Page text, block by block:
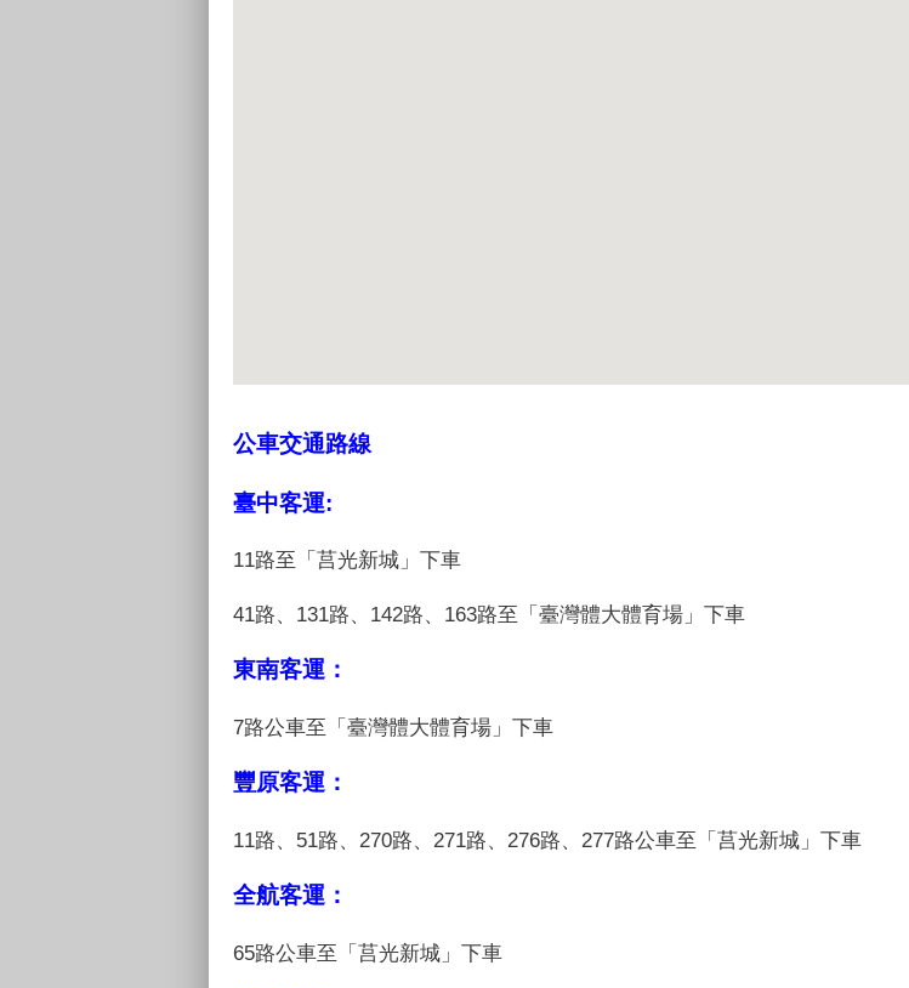
公車交通路線
臺中客運:
11路至「莒光新城」下車
41路、131路、142路、163路至「臺灣體大體育場」下車
東南客運：
7路公車至「臺灣體大體育場」下車
豐原客運：
11路、51路、270路、271路、276路、277路公車至「莒光新城」下車
全航客運：
65路公車至「莒光新城」下車